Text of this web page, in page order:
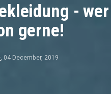
- wer
gerne!
, 04 December, 2019